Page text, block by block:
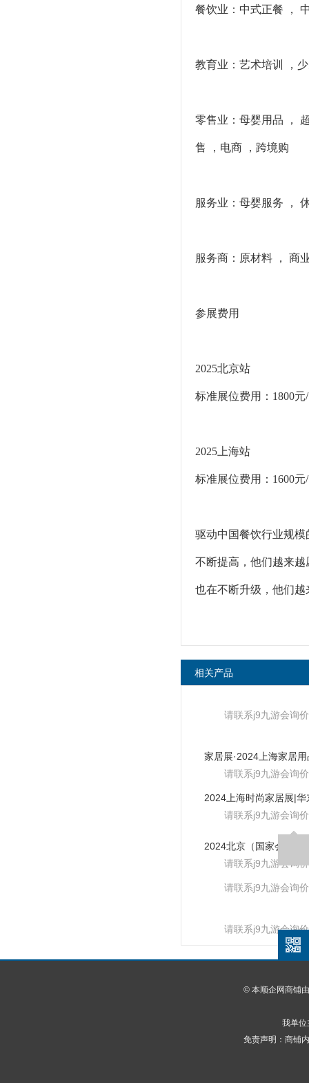
餐饮业：中式正餐 ，
教育业：艺术培训 ，
零售业：母婴用品 ，
售 ，电商 ，跨境购
服务业：母婴服务 ，
服务商：原材料 ， 商
参展费用
2025北京站
标准展位费用：1800
2025上海站
标准展位费用：1600
驱动中国餐饮行业规
不断提高，他们越来
也在不断升级，他们
相关产品
请联系j9九游会询价
请联系j9九游会询价
请联系j9九游会询价
请联系j9九游会询价
请联系j9九游会询价
请联系j9九游会询价
© 本顺企网商铺由
我单位
免责声明：商铺